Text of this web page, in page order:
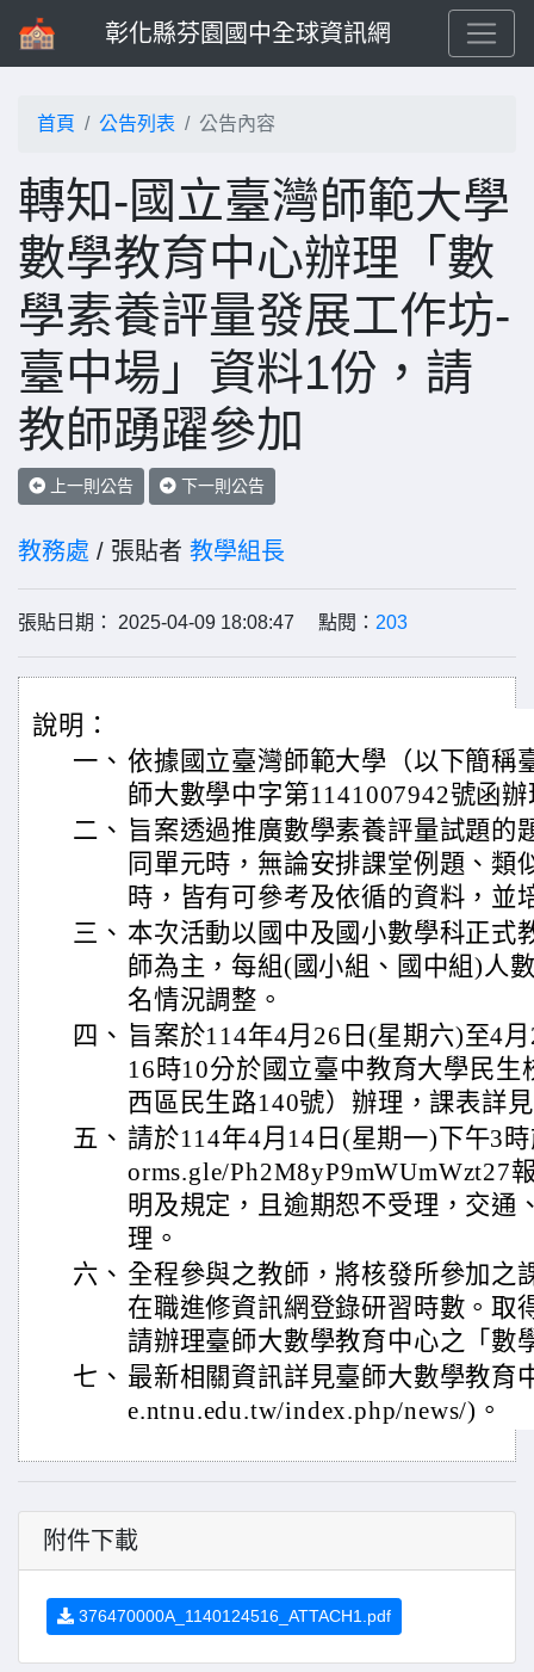
彰化縣芬園國中全球資訊網
首頁 公告列表 公告內容
轉知-國立臺灣師範大學
數學教育中心辦理「數
學素養評量發展工作坊-
臺中場」資料1份，請
教師踴躍參加
上一則公告 下一則公告
教務處 / 張貼者 教學組長
張貼日期： 2025-04-09 18:08:47 點閱： 203
說明：
一、 依據國立臺灣師範大學（以下簡稱
師大數學中字第1141007942號函
二、 旨案透過推廣數學素養評量試題的
同單元時，無論安排課堂例題、類
時，皆有可參考及依循的資料，並
三、 本次活動以國中及國小數學科正式
師為主，每組(國小組、國中組)人
名情況調整。
四、 旨案於114年4月26日(星期六)至4
16時10分於國立臺中教育大學民
西區民生路140號）辦理，課表詳
五、 請於114年4月14日(星期一)下午3
orms.gle/Ph2M8yP9mWUmWzt27
明及規定，且逾期恕不受理，交通
理。
六、 全程參與之教師，將核發所參加之
在職進修資訊網登錄研習時數。取
請辦理臺師大數學教育中心之「數
七、 最新相關資訊詳見臺師大數學教育
e.ntnu.edu.tw/index.php/news/)。
附件下載
376470000A_1140124516_ATTACH1.pdf